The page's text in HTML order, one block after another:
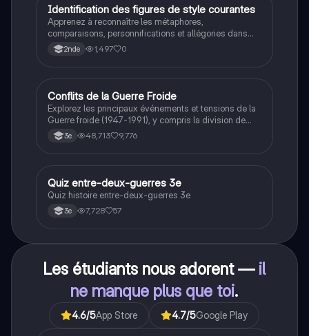
IFrançais
Identification des figures de style courantes
Apprenez à reconnaître les métaphores,
comparaisons, personnifications et allégories dans
des phrases simples.
2nde 1,497 0
Histoire
Conflits de la Guerre Froide
Explorez les principaux événements et tensions de la
Guerre froide (1947-1991), y compris la division de
l'Allemagne, la crise de Cuba, la guerre du Vietnam, et
la course à l'espace. Cette fiche de révision couvre les
historique.
3e 48,713 9,776
QHistoire
Quiz entre-deux-guerres 3e
Quiz histoire entre-deux-guerres 3e
3e 7,728 57
Les étudiants nous adorent — il
ne manque plus que toi.
4.6/5App Store 4.7/5Google Play